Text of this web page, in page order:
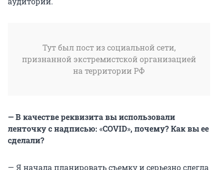
Тут был пост из социальной сети,
признанной экстремистской организацией
на территории РФ
— В качестве реквизита вы использовали
ленточку с надписью: «COVID», почему? Как вы ее
сделали?
— Я начала планировать съемку и серьезно слегла